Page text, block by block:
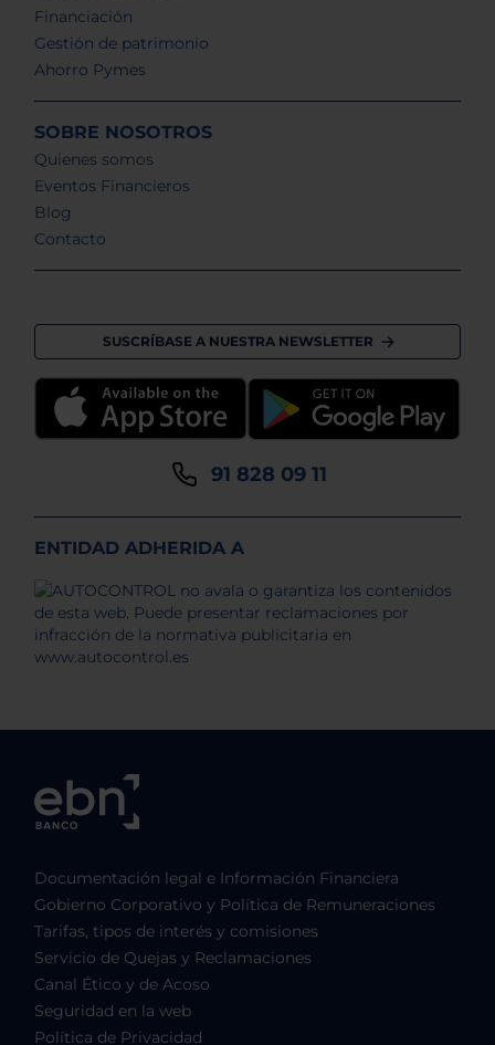
Financiación
Gestión de patrimonio
Ahorro Pymes
SOBRE NOSOTROS
Quienes somos
Eventos Financieros
Blog
Contacto
SUSCRÍBASE A NUESTRA NEWSLETTER
91 828 09 11
ENTIDAD ADHERIDA A
Documentación legal e Información Financiera
Gobierno Corporativo y Política de Remuneraciones
Tarifas, tipos de interés y comisiones
Servicio de Quejas y Reclamaciones
Canal Ético y de Acoso
Seguridad en la web
Política de Privacidad